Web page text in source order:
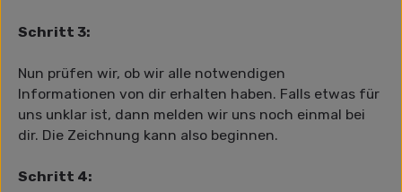
Schritt 3:
Nun prüfen wir, ob wir alle notwendigen
Informationen von dir erhalten haben. Falls etwas für
uns unklar ist, dann melden wir uns noch einmal bei
dir. Die Zeichnung kann also beginnen.
Schritt 4: